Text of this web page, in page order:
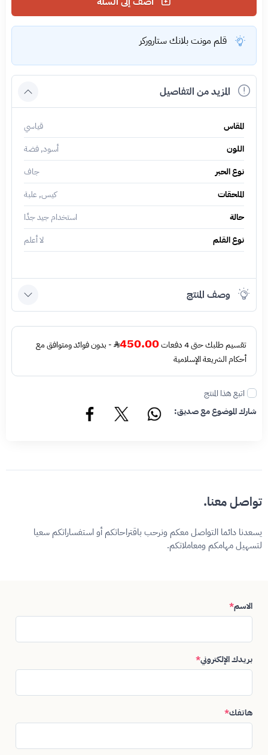
قلم مونت بلانك ستاروركر
المزيد من التفاصيل
المقاس
قياسي
اللون
أسود, فضة
نوع الحبر
جاف
الملحقات
كيس, علبة
حالة
استخدام جيد جدًا
نوع القلم
لا أعلم
وصف المنتج
تقسيم طلبك حتى 4 دفعات 450.00
- بدون فوائد ومتوافق مع
أحكام الشريعة الإسلامية
اتبع هذا المنتج
شارك الموضوع مع صديق:
تواصل معنا.
يسعدنا دائما التواصل معكم ونرحب باقتراحاتكم أو استفساراتكم سعيا
لتسهيل مهامكم ومعاملاتكم.
الاسم*
بريدك الإلكتروني*
هاتفك*